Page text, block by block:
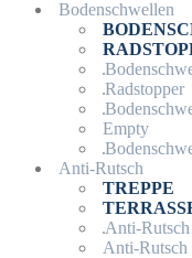
Bodenschwellen
Radstopper
Empty
Anti-Rutsch
TREPPE
Anti-Rutsch
Anti-Rutsch